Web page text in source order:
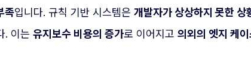
족입니다. 규칙 기반 시스템은 개발자가 상상하지 못한 상
. 이는 유지보수 비용의 증가로 이어지고 의외의 엣지 케